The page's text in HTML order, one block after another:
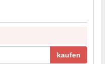
kaufen